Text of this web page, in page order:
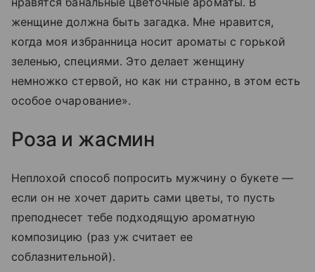
женщине должна быть загадка. Мне нравится,
когда моя избранница носит ароматы с горькой
зеленью, специями. Это делает женщину
немножко стервой, но как ни странно, в этом есть
особое очарование».
Роза и жасмин
Неплохой способ попросить мужчину о букете —
если он не хочет дарить сами цветы, то пусть
преподнесет тебе подходящую ароматную
композицию (раз уж считает ее
соблазнительной).